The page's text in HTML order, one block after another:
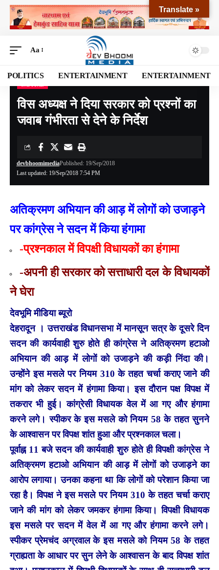
Aa
POLITICS ENTERTAINMENT ENTERTAINMENT
Devbhoomi Media>Blog>NATIONAL>CAPITAL>विस अध्यक्ष ने दिया सरकार को प्रश्नों का जवाब गंभीरता से देने के निर्देश
विस अध्यक्ष ने दिया सरकार को प्रश्नों का
जवाब गंभीरता से देने के निर्देश
Last updated: 19/Sep/2018 7:54 PM
devbhoomimediaPublished: 19/Sep/2018
अतिक्रमण अभियान की आड़ में लोगों को उजाड़ने
पर कांग्रेस ने सदन में किया हंगामा
-प्रश्नकाल में विपक्षी विधायकों का हंगामा
-अपनी ही सरकार को सत्ताधारी दल के विधायकों
ने घेरा
देवभूमि मीडिया ब्यूरो
देहरादून । उत्तराखंड विधानसभा में मानसून सत्र के दूसरे दिन
सदन की कार्यवाही शुरु होते ही कांग्रेस ने अतिक्रमण हटाओ
अभियान की आड़ में लोगों को उजाड़ने की कड़ी निंदा की।
उन्होंने इस मसले पर नियम 310 के तहत चर्चा कराए जाने की
मांग को लेकर सदन में हंगामा किया। इस दौरान पक्ष विपक्ष में
तकरार भी हुई। कांग्रेसी विधायक वेल में आ गए और हंगामा
करने लगे। स्पीकर के इस मसले को नियम 58 के तहत सुनने
के आश्वासन पर विपक्ष शांत हुआ और प्रश्नकाल चला।
पूर्वाह्न 11 बजे सदन की कार्यवाही शुरु होते ही विपक्षी कांग्रेस ने
अतिक्रमण हटाओ अभियान की आड़ में लोगों को उजाड़ने का
आरोप लगाया। उनका कहना था कि लोगों को परेशान किया जा
रहा है। विपक्ष ने इस मसले पर नियम 310 के तहत चर्चा कराए
जाने की मांग को लेकर जमकर हंगामा किया। विपक्षी विधायक
इस मसले पर सदन में वेल में आ गए और हंगामा करने लगे।
स्पीकर प्रेमचंद अग्रवाल के इस मसले को नियम 58 के तहत
ग्राह्यता के आधार पर सुन लेने के आश्वासन के बाद विपक्ष शांत
Translate »